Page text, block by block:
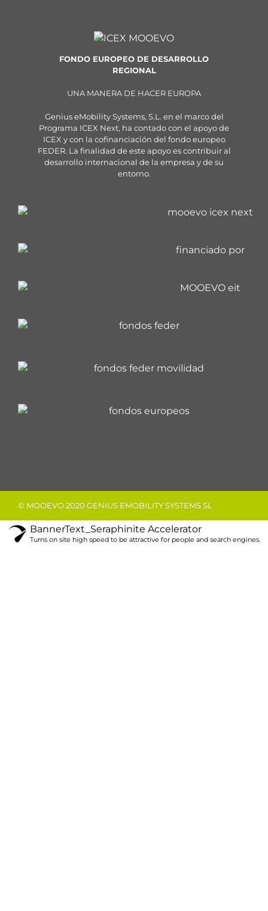
FONDO EUROPEO DE DESARROLLO
REGIONAL
UNA MANERA DE HACER EUROPA
Genius eMobility Systems, S.L. en el marco del
Programa ICEX Next, ha contado con el apoyo de
ICEX y con la cofinanciación del fondo europeo
FEDER. La finalidad de este apoyo es contribuir al
desarrollo internacional de la empresa y de su
entorno.
© MOOEVO 2020 GENIUS EMOBILITY SYSTEMS SL
BannerText_Seraphinite Accelerator
Turns on site high speed to be attractive for people and search engines.